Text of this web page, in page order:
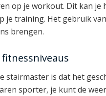
op je workout. Dit kan je
je training. Het gebruik
brengen.
stairmaster is dat het
sporter, je kunt de